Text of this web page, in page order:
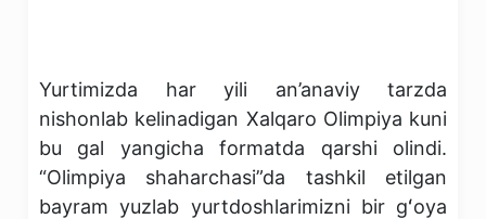
Yurtimizda har yili an’anaviy tarzda
nishonlab kelinadigan Xalqaro Olimpiya kuni
bu gal yangicha formatda qarshi olindi.
“Olimpiya shaharchasi”da tashkil etilgan
bayram yuzlab yurtdoshlarimizni bir gʻoya